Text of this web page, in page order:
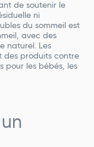
de soutenir le
ni
du sommeil est
avec des
naturel. Les
des produits contre
pour les bébés, les